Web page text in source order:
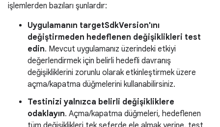
işlemlerden bazıları şunlardır:
Uygulamanın targetSdkVersion'ını
değiştirmeden hedeflenen değişiklikleri test
edin. Mevcut uygulamanız üzerindeki etkiyi
değerlendirmek için belirli hedefli davranış
değişikliklerini zorunlu olarak etkinleştirmek üzere
açma/kapatma düğmelerini kullanabilirsiniz.
Testinizi yalnızca belirli değişikliklere
odaklayın. Açma/kapatma düğmeleri, hedeflenen